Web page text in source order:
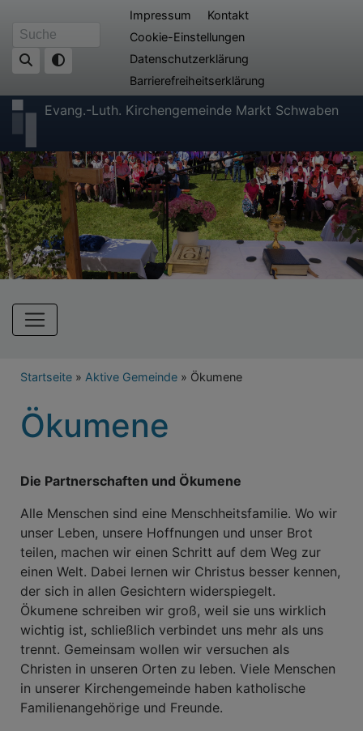
zum
Inhalt
Suche
Fußbereichsmenü
Impressum
Kontakt
Cookie-Einstellungen
Datenschutzerklärung
Barrierefreiheitserklärung
Evang.-Luth. Kirchengemeinde Markt Schwaben
Hauptnavigation
Breadcrumb
Startseite Aktive Gemeinde Ökumene
Ökumene
Die Partnerschaften und Ökumene
Alle Menschen sind eine Menschheitsfamilie. Wo wir
unser Leben, unsere Hoffnungen und unser Brot
teilen, machen wir einen Schritt auf dem Weg zur
einen Welt. Dabei lernen wir Christus besser kennen,
der sich in allen Gesichtern widerspiegelt.
Ökumene schreiben wir groß, weil sie uns wirklich
wichtig ist, schließlich verbindet uns mehr als uns
trennt. Gemeinsam wollen wir versuchen als
Christen in unseren Orten zu leben. Viele Menschen
in unserer Kirchengemeinde haben katholische
Familienangehörige und Freunde.